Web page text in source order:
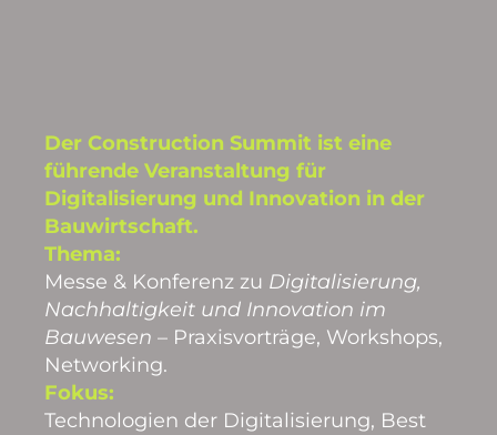
Der Construction Summit ist eine
führende Veranstaltung für
Digitalisierung und Innovation in der
Bauwirtschaft.
Thema:
Messe & Konferenz zu Digitalisierung,
Nachhaltigkeit und Innovation im
Bauwesen – Praxisvorträge, Workshops,
Networking.
Fokus:
Technologien der Digitalisierung, Best